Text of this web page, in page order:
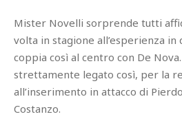
Mister Novelli sorprende tutti
volta in stagione all’esperienza in
coppia così al centro con De
strettamente legato così, per la
all’inserimento in attacco di
Costanzo.